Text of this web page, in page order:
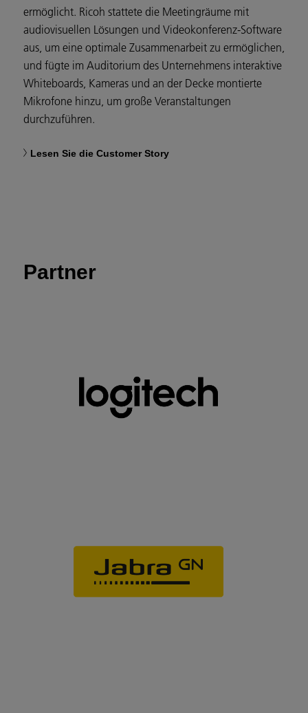
ermöglicht. Ricoh stattete die Meetingräume mit
audiovisuellen Lösungen und Videokonferenz-Software
aus, um eine optimale Zusammenarbeit zu ermöglichen,
und fügte im Auditorium des Unternehmens interaktive
Whiteboards, Kameras und an der Decke montierte
Mikrofone hinzu, um große Veranstaltungen
durchzuführen.
Lesen Sie die Customer Story
Partner